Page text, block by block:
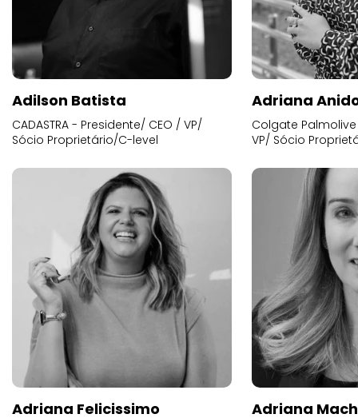
Adilson Batista
CADASTRA - Presidente/ CEO / VP/
Sócio Proprietário/C-level
Adriana
Colgate
VP/ Sócio
Adriana Felicissimo Adriana